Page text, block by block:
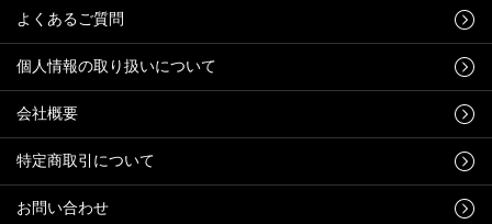
よくあるご質問
個人情報の取り扱いについて
会社概要
特定商取引について
お問い合わせ